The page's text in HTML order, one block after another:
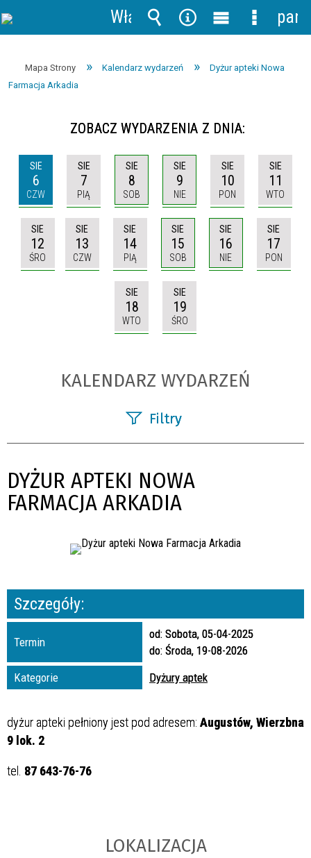
Mapa Strony Kalendarz wydarzeń
Dyżur apteki Nowa
Farmacja Arkadia
ZOBACZ WYDARZENIA Z DNIA:
SIE
6
CZW
SIE
7
PIĄ
SIE
8
SOB
SIE
9
NIE
SIE
10
PON
SIE
11
WTO
SIE
12
ŚRO
SIE
13
CZW
SIE
14
PIĄ
SIE
15
SOB
SIE
16
NIE
SIE
17
PON
SIE
18
WTO
SIE
19
ŚRO
KALENDARZ WYDARZEŃ
Filtry
Szukana fraza
Kategoria
—
Promowane
DYŻUR APTEKI NOWA
FARMACJA ARKADIA
Szczegóły:
Termin
od: Sobota, 05-04-2025
do: Środa, 19-08-2026
Kategorie
Dyżury aptek
dyżur apteki pełniony jest pod adresem: Augustów, Wierzbna
9 lok. 2
tel. 87 643-76-76
LOKALIZACJA
Włącz
powiadomienia
Wyszukiwarka
Narzędzia
Menu
główne
Menu